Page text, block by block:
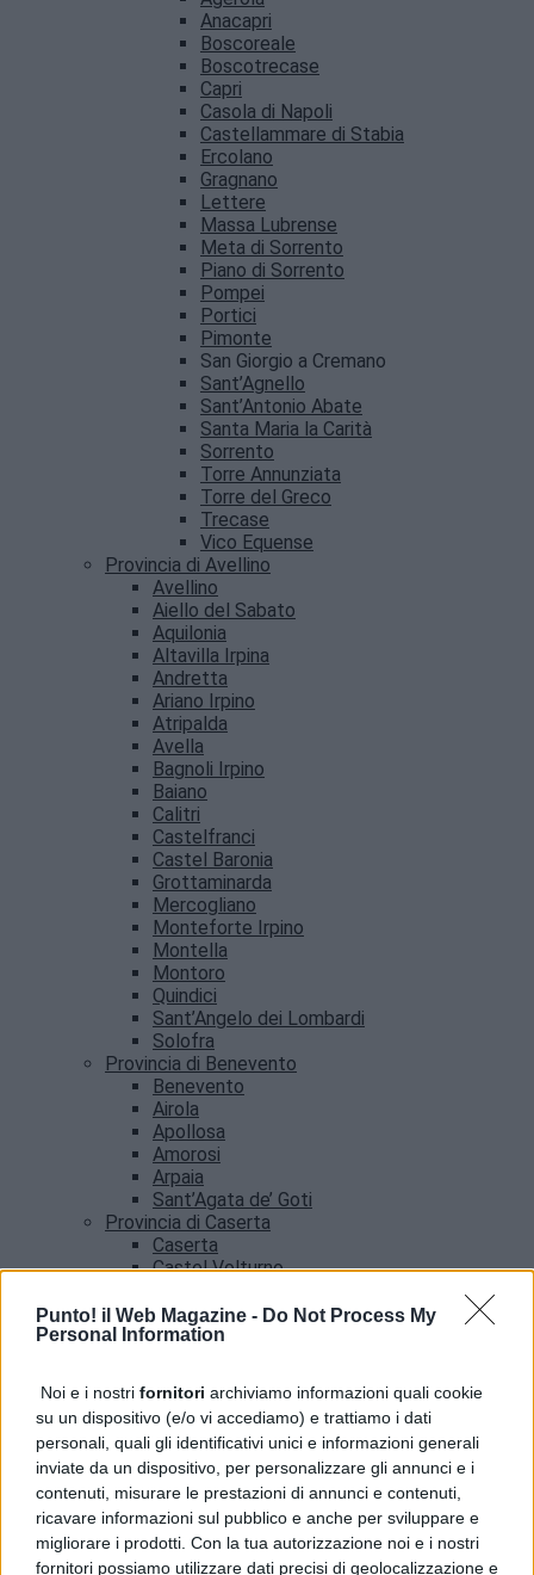
Punto! il Web Magazine - Do Not Process My
Personal Information
Noi e i nostri fornitori archiviamo informazioni quali cookie
su un dispositivo (e/o vi accediamo) e trattiamo i dati
personali, quali gli identificativi unici e informazioni generali
inviate da un dispositivo, per personalizzare gli annunci e i
contenuti, misurare le prestazioni di annunci e contenuti,
ricavare informazioni sul pubblico e anche per sviluppare e
migliorare i prodotti. Con la tua autorizzazione noi e i nostri
fornitori possiamo utilizzare dati precisi di geolocalizzazione e
Anacapri
Boscoreale
Boscotrecase
Capri
Casola di Napoli
Castellammare di Stabia
Ercolano
Gragnano
Lettere
Massa Lubrense
Meta di Sorrento
Piano di Sorrento
Pompei
Portici
Pimonte
San Giorgio a Cremano
Sant’Agnello
Sant’Antonio Abate
Santa Maria la Carità
Sorrento
Torre Annunziata
Torre del Greco
Trecase
Vico Equense
Provincia di Avellino
Avellino
Aiello del Sabato
Aquilonia
Altavilla Irpina
Andretta
Ariano Irpino
Atripalda
Avella
Bagnoli Irpino
Baiano
Calitri
Castelfranci
Castel Baronia
Grottaminarda
Mercogliano
Monteforte Irpino
Montella
Montoro
Quindici
Sant’Angelo dei Lombardi
Solofra
Provincia di Benevento
Benevento
Airola
Apollosa
Amorosi
Arpaia
Sant’Agata de’ Goti
Provincia di Caserta
Caserta
Castel Volturno
Provincia di Salerno
Salerno
Amalfi
Angri
Castellabate
News